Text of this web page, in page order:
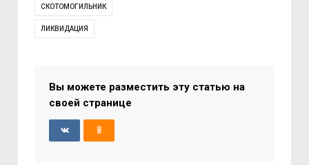
СКОТОМОГИЛЬНИК
ЛИКВИДАЦИЯ
Вы можете разместить эту статью на
своей странице